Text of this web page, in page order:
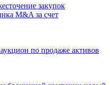
закупок
M&A за счет
по продаже активов